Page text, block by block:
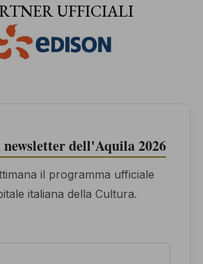
UFFICIALI
dell'Aquila 2026
il programma ufficiale
italiana della Cultura.